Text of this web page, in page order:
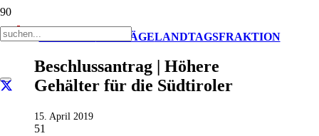
AKTUELL ANTRÄGELANDTAGSFRAKTION
Beschlussantrag | Höhere
Gehälter für die Südtiroler
15. April 2019
51